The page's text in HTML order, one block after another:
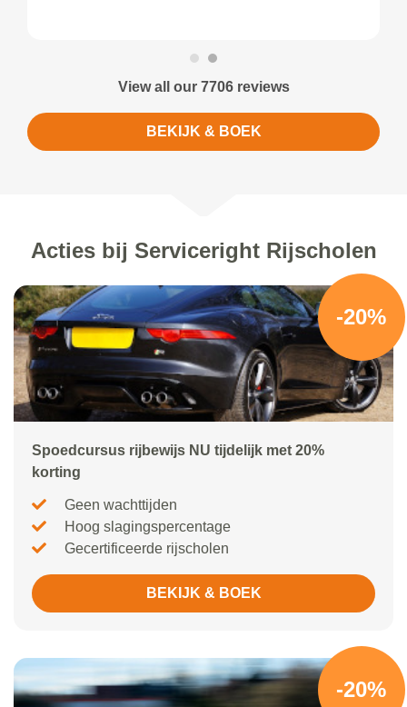
View all our 7706 reviews
BEKIJK & BOEK
Acties bij Serviceright Rijscholen
-20%
Spoedcursus rijbewijs NU tijdelijk met 20%
korting
Geen wachttijden
Hoog slagingspercentage
Gecertificeerde rijscholen
BEKIJK & BOEK
-20%